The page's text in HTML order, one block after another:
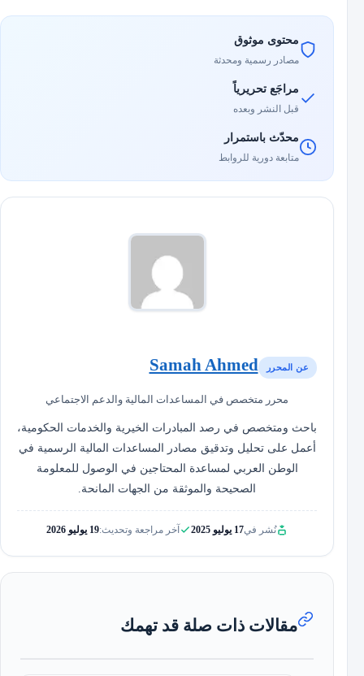
محتوى موثوق
مصادر رسمية ومحدثة
مراجَع تحريرياً
قبل النشر وبعده
محدّث باستمرار
متابعة دورية للروابط
عن المحرر Samah Ahmed
محرر متخصص في المساعدات المالية والدعم الاجتماعي
باحث ومتخصص في رصد المبادرات الخيرية والخدمات الحكومية،
أعمل على تحليل وتدقيق مصادر المساعدات المالية الرسمية في
الوطن العربي لمساعدة المحتاجين في الوصول للمعلومة
الصحيحة والموثقة من الجهات المانحة.
نُشر في17 يوليو 2025 آخر مراجعة وتحديث:19 يوليو 2026
مقالات ذات صلة قد تهمك